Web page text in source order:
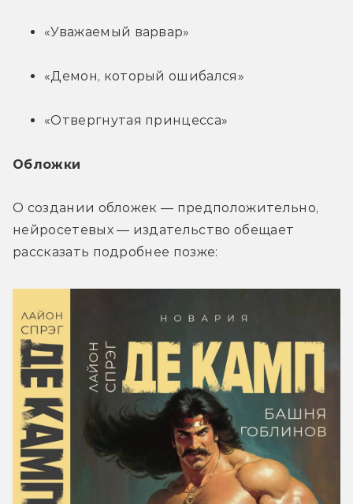
«Уважаемый варвар»
«Демон, который ошибался»
«Отвергнутая принцесса»
Обложки
О создании обложек — предположительно,
нейросетевых — издательство обещает
рассказать подробнее позже: